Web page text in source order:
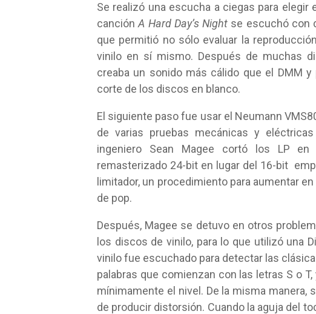
Se realizó una escucha a ciegas para
canciónA Hard Day’s Night se escuchó con
que permitió no sólo evaluar la
vinilo en sí mismo. Después de muchas
creaba un sonido más cálido que el DMM
corte de los discos en blanco.
El siguiente paso fue usar el Neumann
de varias pruebas mecánicas y
ingeniero Sean Magee cortó los LP en
remasterizado 24-bit en lugar del 16-bit
limitador, un procedimiento para aumentar
de pop.
Después, Magee se detuvo en otros
los discos de vinilo, para lo que utilizó una
vinilo fue escuchado para detectar las
palabras que comienzan con las letras S o
mínimamente el nivel. De la misma
de producir distorsión. Cuando la aguja del